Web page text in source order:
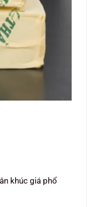
khúc giá phổ